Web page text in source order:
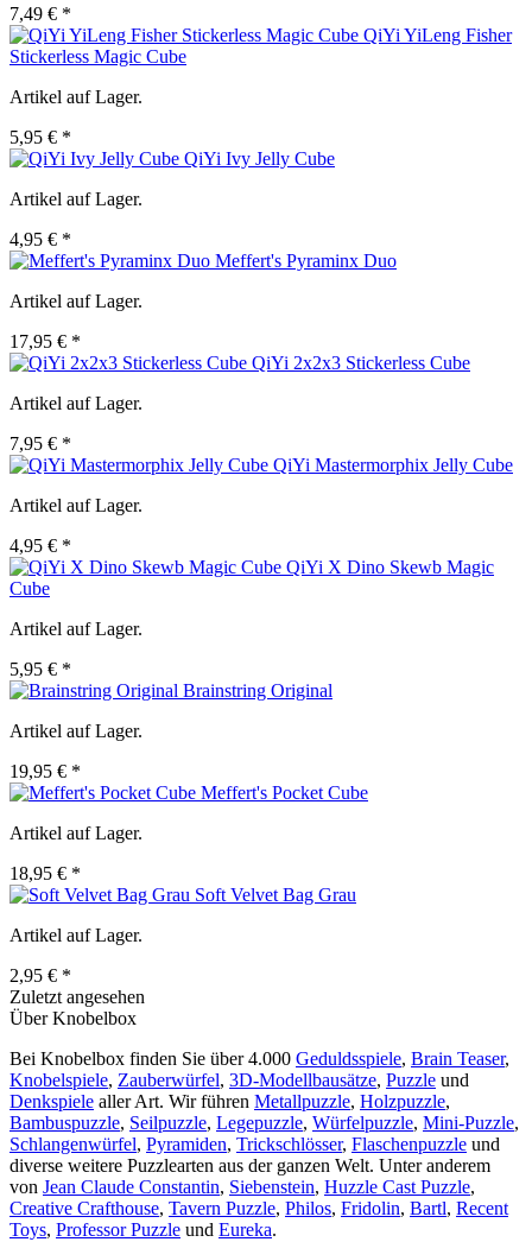
7,49 € *
QiYi YiLeng Fisher
Stickerless Magic Cube
Artikel auf Lager.
5,95 € *
QiYi Ivy Jelly Cube
Artikel auf Lager.
4,95 € *
Meffert's Pyraminx Duo
Artikel auf Lager.
17,95 € *
QiYi 2x2x3 Stickerless Cube
Artikel auf Lager.
7,95 € *
QiYi Mastermorphix Jelly Cube
Artikel auf Lager.
4,95 € *
QiYi X Dino Skewb Magic
Cube
Artikel auf Lager.
5,95 € *
Brainstring Original
Artikel auf Lager.
19,95 € *
Meffert's Pocket Cube
Artikel auf Lager.
18,95 € *
Soft Velvet Bag Grau
Artikel auf Lager.
2,95 € *
Zuletzt angesehen
Über Knobelbox
Bei Knobelbox finden Sie über 4.000 Geduldsspiele, Brain Teaser,
Knobelspiele, Zauberwürfel, 3D-Modellbausätze, Puzzle und
Denkspiele aller Art. Wir führen Metallpuzzle, Holzpuzzle,
Bambuspuzzle, Seilpuzzle, Legepuzzle, Würfelpuzzle, Mini-Puzzle,
Schlangenwürfel, Pyramiden, Trickschlösser, Flaschenpuzzle und
diverse weitere Puzzlearten aus der ganzen Welt. Unter anderem
von Jean Claude Constantin, Siebenstein, Huzzle Cast Puzzle,
Creative Crafthouse, Tavern Puzzle, Philos, Fridolin, Bartl, Recent
Toys, Professor Puzzle und Eureka.